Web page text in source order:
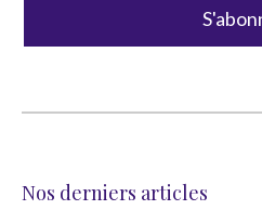
Nos derniers articles